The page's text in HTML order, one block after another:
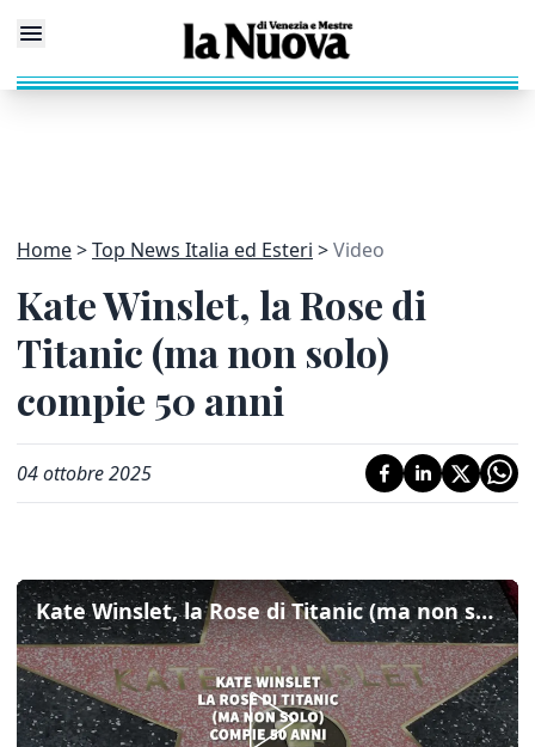
Home Top News Italia ed Esteri Video
Kate Winslet, la Rose di
Titanic (ma non solo)
compie 50 anni
04 ottobre 2025
Kate Winslet, la Rose di Titanic (ma non solo) compie 50 anni